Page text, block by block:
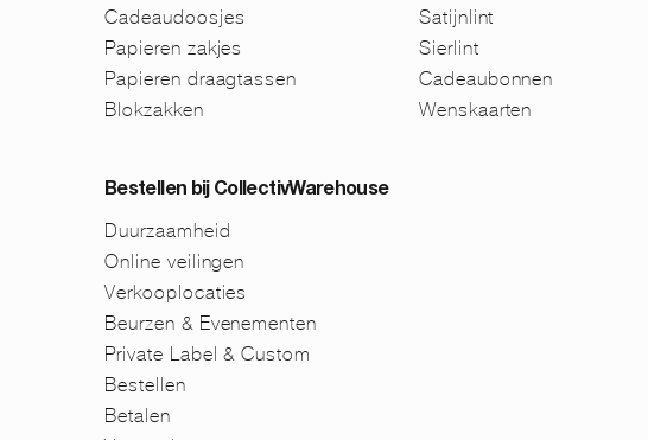
Cadeaudoosjes
Papieren zakjes
Papieren draagtassen
Blokzakken
Satijnlint
Sierlint
Cadeaubonnen
Wenskaarten
Bestellen bij CollectivWarehouse
Duurzaamheid
Online veilingen
Verkooplocaties
Beurzen & Evenementen
Private Label & Custom
Bestellen
Betalen